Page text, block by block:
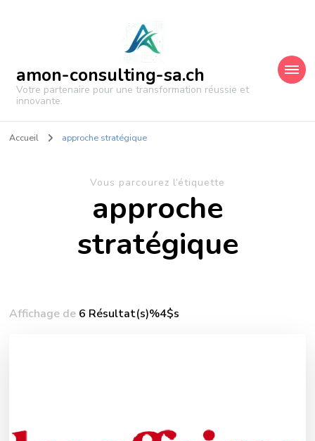
amon-consulting-sa.ch
Votre partenaire pour une transformation réussie et
innovante.
Accueil approche stratégique
Vous parcourez l’étiquette
approche
stratégique
Affichage de 6 Résultat(s)%4$s